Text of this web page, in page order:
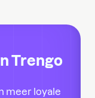
Trengo
meer loyale